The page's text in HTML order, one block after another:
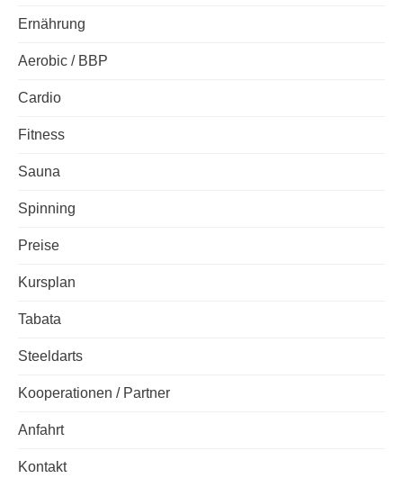
Ernährung
Aerobic / BBP
Cardio
Fitness
Sauna
Spinning
Preise
Kursplan
Tabata
Steeldarts
Kooperationen / Partner
Anfahrt
Kontakt